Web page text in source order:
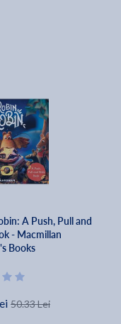
A Push, Pull and
- Macmillan
Books
50.33 Lei